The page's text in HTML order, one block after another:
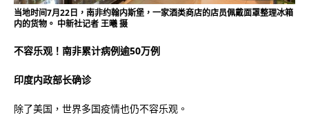
当地时间7月22日，南非约翰内斯堡，一家酒类商店的店员佩戴面罩整理冰箱
内的货物。 中新社记者 王曦 摄
不容乐观！南非累计病例逾50万例
印度内政部长确诊
除了美国，世界多国疫情也仍不容乐观。